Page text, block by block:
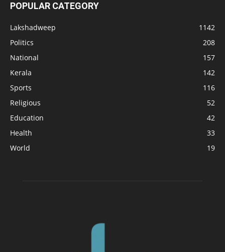
POPULAR CATEGORY
Lakshadweep
1142
Politics
208
National
157
Kerala
142
Sports
116
Religious
52
Education
42
Health
33
World
19